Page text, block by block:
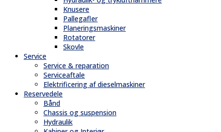
Knusere
Pallegafler
Planeringsmaskiner
Rotatorer
Skovle
Service
Service & reparation
Serviceaftale
Elektrificering af dieselmaskiner
Reservedele
Bånd
Chassis og suspension
Hydraulik